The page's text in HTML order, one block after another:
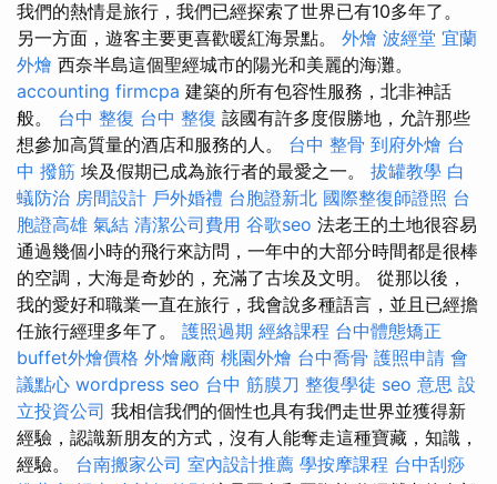
我們的熱情是旅行，我們已經探索了世界已有10多年了。
另一方面，遊客主要更喜歡暖紅海景點。 外燴 波經堂 宜蘭
外燴 西奈半島這個聖經城市的陽光和美麗的海灘。
accounting firmcpa 建築的所有包容性服務，北非神話
般。 台中 整復 台中 整復 該國有許多度假勝地，允許那些
想參加高質量的酒店和服務的人。 台中 整骨 到府外燴 台
中 撥筋 埃及假期已成為旅行者的最愛之一。 拔罐教學 白
蟻防治 房間設計 戶外婚禮 台胞證新北 國際整復師證照 台
胞證高雄 氣結 清潔公司費用 谷歌seo 法老王的土地很容易
通過幾個小時的飛行來訪問，一年中的大部分時間都是很棒
的空調，大海是奇妙的，充滿了古埃及文明。 從那以後，
我的愛好和職業一直在旅行，我會說多種語言，並且已經擔
任旅行經理多年了。 護照過期 經絡課程 台中體態矯正
buffet外燴價格 外燴廠商 桃園外燴 台中喬骨 護照申請 會
議點心 wordpress seo 台中 筋膜刀 整復學徒 seo 意思 設
立投資公司 我相信我們的個性也具有我們走世界並獲得新
經驗，認識新朋友的方式，沒有人能奪走這種寶藏，知識，
經驗。 台南搬家公司 室內設計推薦 學按摩課程 台中刮痧